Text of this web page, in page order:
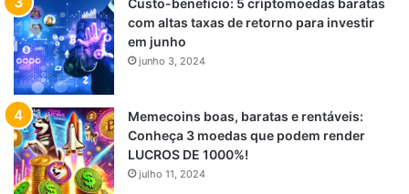
Custo-benefício: 5 criptomoedas baratas
com altas taxas de retorno para investir
em junho
junho 3, 2024
Memecoins boas, baratas e rentáveis:
Conheça 3 moedas que podem render
LUCROS DE 1000%!
julho 11, 2024